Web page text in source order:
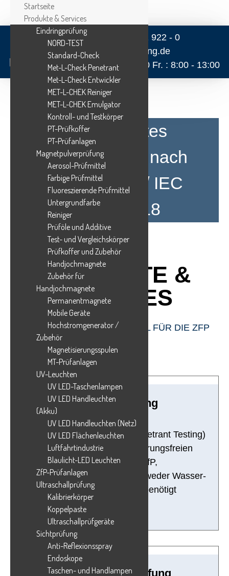
+49 4122 922 - 0
info@helling.de
Mo. - Do. : 8:00 - 16:30 Fr. : 8:00 - 13:00
Akkreditiertes
Kalibrierlabor nach
DIN EN ISO / IEC
17025:2018
PRODUKTE &
SERVICES
ZUVERLÄSSIGE PRÜFMITTEL FÜR DIE ZFP
Eindringprüfung
Die Eindringprüfung (PT - Penetrant Testing)
ist ein Verfahren der zerstörungsfreien
Materialprüfung (ZfP,
Oberflächenrissprüfung), das weder Wasser-
noch Stromanschluss benötigt
Magnetpulverprüfung
Startseite
Produkte & Services
Eindringprüfung
NORD-TEST
Standard-Check
Met-L-Check Penetrant
Met-L-Check Entwickler
MET-L-CHEK Reiniger
MET-L-CHEK Emulgator
Kontroll- und Testkörper
PT-Prüfkoffer
PT-Prüfanlagen
Magnetpulverprüfung
Aerosol-Prüfmittel
Farbige Prüfmittel
Fluoreszierende Prüfmittel
Untergrundfarbe
Reiniger
Prüföle und Additive
Test- und Vergleichskörper
Prüfkoffer und Zubehör
Handjochmagnete
Zubehör für
Handjochmagnete
Permanentmagnete
Mobile Geräte
Hochstrom­generator /
Zubehör
Magnetisierungs­spulen
MT-Prüfanlagen
UV-Leuchten
UV LED-Taschenlampen
UV LED Handleuchten
(Akku)
UV LED Handleuchten (Netz)
UV LED Flächenleuchten
Luftfahrt­industrie
Blaulicht-LED Leuchten
ZfP-Prüfanlagen
Ultraschallprüfung
Kalibrierkörper
Koppelpaste
Ultraschallprüfgeräte
Sichtprüfung
Anti-Reflexionsspray
Endoskope
Taschen- und Handlampen